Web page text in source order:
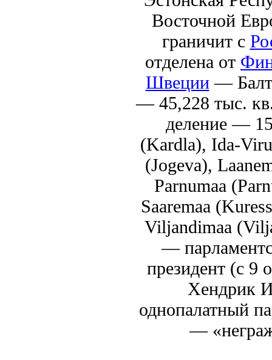
Восточной
граничит с
отделена от
Швеции—
— 45,228 тыс.
деление —
(Kardla), Ida-
(Jogeva),
Parnumaa
Saaremaa
Viljandimaa
—
президент (c 9
Хендрик
однопалатный
—